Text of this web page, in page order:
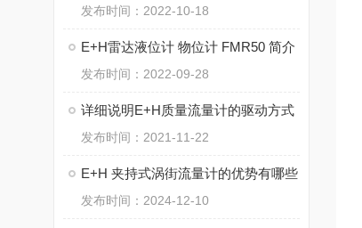
发布时间：2022-10-18
E+H雷达液位计 物位计 FMR50 简介
发布时间：2022-09-28
详细说明E+H质量流量计的驱动方式
发布时间：2021-11-22
E+H 夹持式涡街流量计的优势有哪些
发布时间：2024-12-10